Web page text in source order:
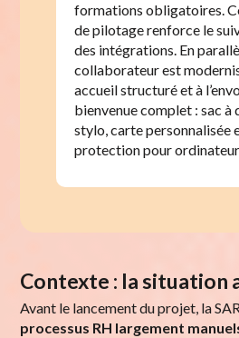
formations obligatoires.
de pilotage renforce le
des intégrations. En
collaborateur est
accueil structuré et à
bienvenue complet : sac à
stylo, carte personnalisée
protection pour
Contexte : la situation
Avant le lancement du projet, la
processus RH largement